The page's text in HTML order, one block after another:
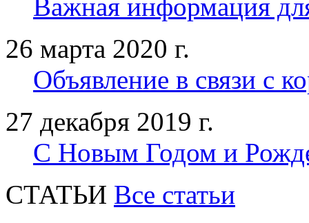
Важная информация
26 марта 2020 г.
Объявление в связи с
27 декабря 2019 г.
С Новым Годом и
CТАТЬИ Все статьи